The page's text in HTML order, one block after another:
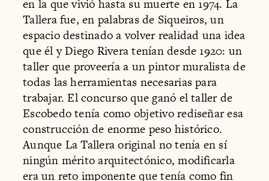
en la que vivió hasta su muerte en 1974. La
Tallera fue, en palabras de Siqueiros, un
espacio destinado a volver realidad una idea
que él y Diego Rivera tenían desde 1920: un
taller que proveería a un pintor muralista de
todas las herramientas necesarias para
trabajar. El concurso que ganó el taller de
Escobedo tenía como objetivo rediseñar esa
construcción de enorme peso histórico.
Aunque La Tallera original no tenía en sí
ningún mérito arquitectónico, modificarla
era un reto imponente que tenía como fin